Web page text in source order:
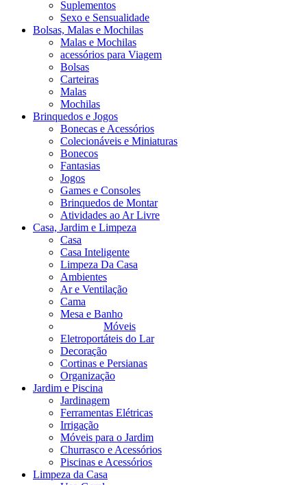
Suplementos
Sexo e Sensualidade
Bolsas, Malas e Mochilas
Malas e Mochilas
acessórios para Viagem
Bolsas
Carteiras
Malas
Mochilas
Brinquedos e Jogos
Bonecas e Acessórios
Colecionáveis e Miniaturas
Bonecos
Fantasias
Jogos
Games e Consoles
Brinquedos de Montar
Atividades ao Ar Livre
Casa, Jardim e Limpeza
Casa
Casa Inteligente
Limpeza Da Casa
Ambientes
Ar e Ventilação
Cama
Mesa e Banho
Móveis
Eletroportáteis do Lar
Decoração
Cortinas e Persianas
Organização
Jardim e Piscina
Jardinagem
Ferramentas Elétricas
Irrigação
Móveis para o Jardim
Churrasco e Acessórios
Piscinas e Acessórios
Limpeza da Casa